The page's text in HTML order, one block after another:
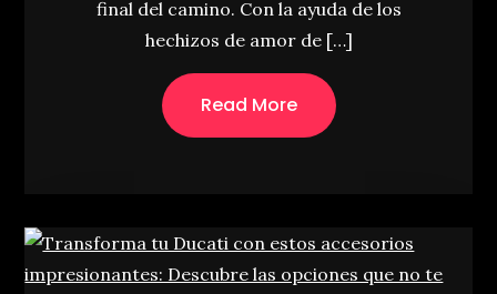
final del camino. Con la ayuda de los
hechizos de amor de […]
Read More